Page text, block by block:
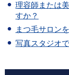
理容師または
すか？
まつ毛サロン
写真スタジオ